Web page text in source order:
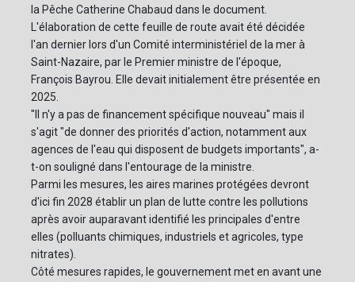
la Pêche Catherine Chabaud dans le document.
L'élaboration de cette feuille de route avait été décidée
l'an dernier lors d'un Comité interministériel de la mer à
Saint-Nazaire, par le Premier ministre de l'époque,
François Bayrou. Elle devait initialement être présentée en
2025.
"Il n'y a pas de financement spécifique nouveau" mais il
s'agit "de donner des priorités d'action, notamment aux
agences de l'eau qui disposent de budgets importants", a-
t-on souligné dans l'entourage de la ministre.
Parmi les mesures, les aires marines protégées devront
d'ici fin 2028 établir un plan de lutte contre les pollutions
après avoir auparavant identifié les principales d'entre
elles (polluants chimiques, industriels et agricoles, type
nitrates).
Côté mesures rapides, le gouvernement met en avant une